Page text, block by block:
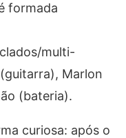
formada
multi-
Marlon
(bateria).
curiosa: após o